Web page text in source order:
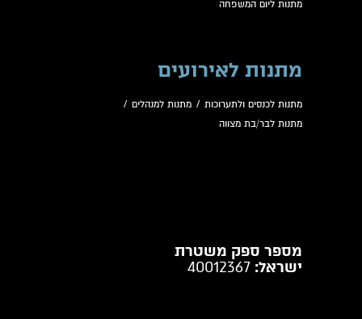
מתנות ליום המשפחה
מתנות לאירועים
מתנות לכנסים ולתערוכות / מתנות למנהלים /
מתנות לבר/בת מצווה
מספר ספק משטרת
ישראל: